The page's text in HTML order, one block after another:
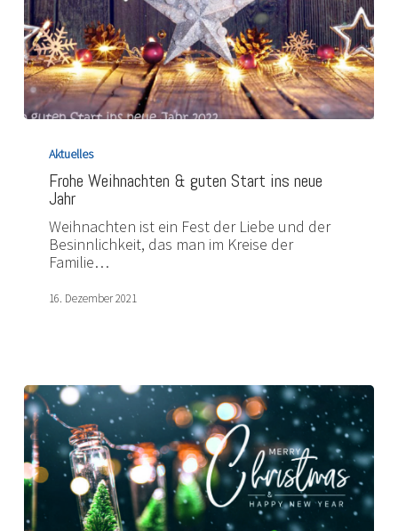
Weihnachten
guten
Start
neue
Jahr
Aktuelles
Frohe Weihnachten & guten Start ins neue
Jahr
Weihnachten ist ein Fest der Liebe und der
Besinnlichkeit, das man im Kreise der
Familie…
16. Dezember 2021